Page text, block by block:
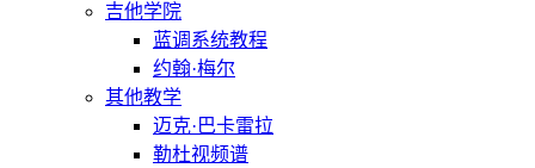
吉他学院
蓝调系统教程
约翰·梅尔
其他教学
迈克·巴卡雷拉
勒杜视频谱